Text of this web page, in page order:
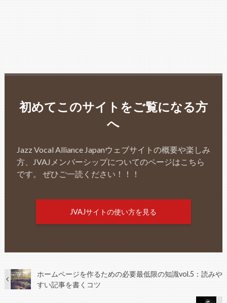
初めてこのサイトをご覧になる方
へ
Jazz Vocal Alliance Japanウェブサイトの概要や楽しみ
方、JVAJメンバーシップについてのページはこちら
です。 ぜひご一読ください！！！
JVAJサイトの使い方を見る
ホームページを作るための必要最低限の知識vol.5：読みや
すい記事を書くコツ